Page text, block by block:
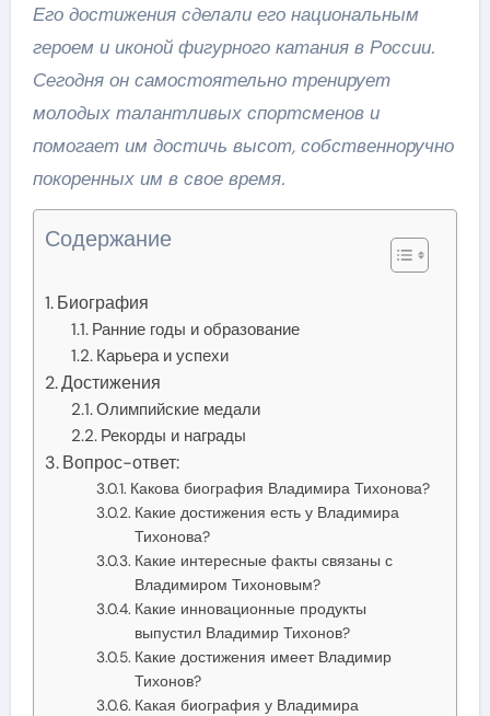
Его достижения сделали его национальным
героем и иконой фигурного катания в России.
Сегодня он самостоятельно тренирует
молодых талантливых спортсменов и
помогает им достичь высот, собственноручно
покоренных им в свое время.
Содержание
Биография
Ранние годы и образование
Карьера и успехи
Достижения
Олимпийские медали
Рекорды и награды
Вопрос-ответ:
Какова биография Владимира Тихонова?
Какие достижения есть у Владимира
Тихонова?
Какие интересные факты связаны с
Владимиром Тихоновым?
Какие инновационные продукты
выпустил Владимир Тихонов?
Какие достижения имеет Владимир
Тихонов?
Какая биография у Владимира